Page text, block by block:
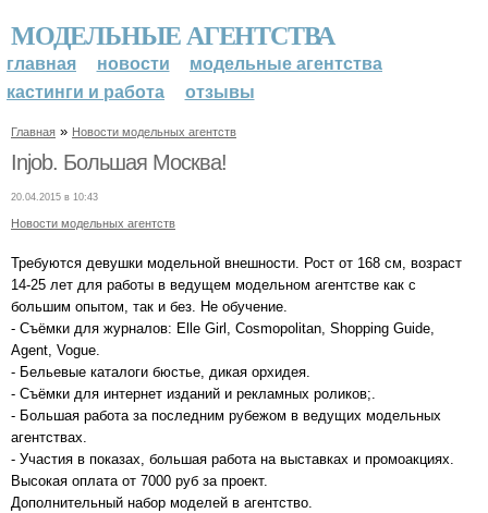
МОДЕЛЬНЫЕ АГЕНТСТВА
главная новости
модельные агентства
кастинги и работа
отзывы
Главная » Новости модельных агентств
Injob. Большая Москва!
20.04.2015 в 10:43
Новости модельных агентств
Требуются девушки модельной внешности. Рост от 168 см, возраст
14-25 лет для работы в ведущем модельном агентстве как с
большим опытом, так и без. Не обучение.
- Съёмки для журналов: Elle Girl, Cosmopolitan, Shopping Guide,
Agent, Vogue.
- Бельевые каталоги бюстье, дикая орхидея.
- Съёмки для интернет изданий и рекламных роликов;.
- Большая работа за последним рубежом в ведущих модельных
агентствах.
- Участия в показах, большая работа на выставках и промоакциях.
Высокая оплата от 7000 руб за проект.
Дополнительный набор моделей в агентство.